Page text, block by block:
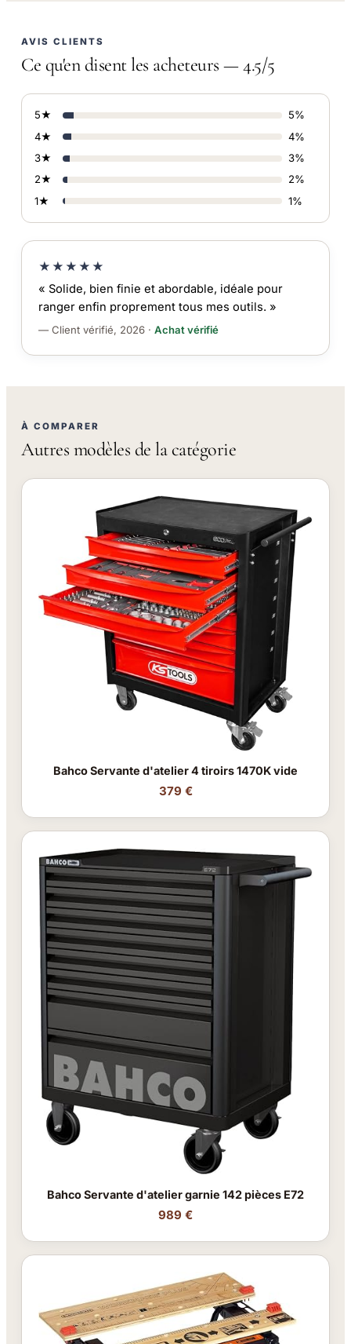
AVIS CLIENTS
Ce qu'en disent les acheteurs — 4.5/5
5★
5%
4★
4%
3★
3%
2★
2%
1★
1%
★★★★★
« Solide, bien finie et abordable, idéale pour
ranger enfin proprement tous mes outils. »
— Client vérifié, 2026 · Achat vérifié
À COMPARER
Autres modèles de la catégorie
Bahco Servante d'atelier 4 tiroirs 1470K vide
379 €
Bahco Servante d'atelier garnie 142 pièces E72
989 €